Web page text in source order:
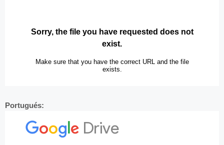
Portugués: